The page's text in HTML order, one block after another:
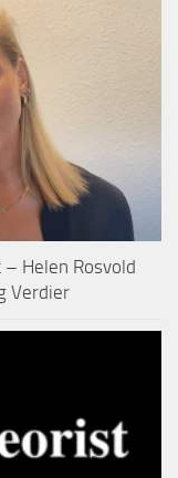
Helen Rosvold
Verdier